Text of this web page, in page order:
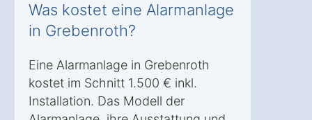
Was kostet eine Alarmanlage
in Grebenroth?
Eine Alarmanlage in Grebenroth
kostet im Schnitt 1.500 € inkl.
Installation. Das Modell der